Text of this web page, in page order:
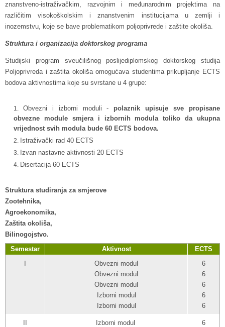
znanstveno-istraživačkim, razvojnim i međunarodnim projektima na
različitim visokoškolskim i znanstvenim institucijama u zemlji i
inozemstvu, koje se bave problematikom poljoprivrede i zaštite okoliša.
Struktura i organizacija doktorskog programa
Studijski program sveučilišnog poslijediplomskog doktorskog studija
Poljoprivreda i zaštita okoliša omogućava studentima prikupljanje ECTS
bodova aktivnostima koje su svrstane u 4 grupe:
Obvezni i izborni moduli - polaznik upisuje sve propisane
obvezne module smjera i izbornih modula toliko da ukupna
vrijednost svih modula bude 60 ECTS bodova.
Istraživački rad 40 ECTS
Izvan nastavne aktivnosti 20 ECTS
Disertacija 60 ECTS
Struktura studiranja za smjerove
Zootehnika,
Agroekonomika,
Zaštita okoliša,
Bilinogojstvo.
Semestar
Aktivnost
ECTS
I
Obvezni modul
Obvezni modul
Obvezni modul
Izborni modul
Izborni modul
6
6
6
6
6
II
Izborni modul
6